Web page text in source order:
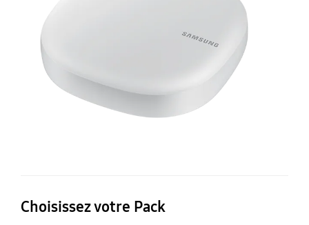
Choisissez votre Pack